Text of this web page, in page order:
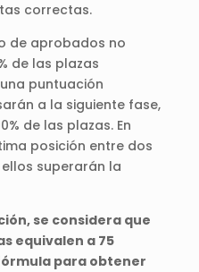
correctas.
de aprobados no
de las plazas
puntuación
a la siguiente fase,
de las plazas. En
posición entre dos
superarán la
se considera que
equivalen a 75
para obtener